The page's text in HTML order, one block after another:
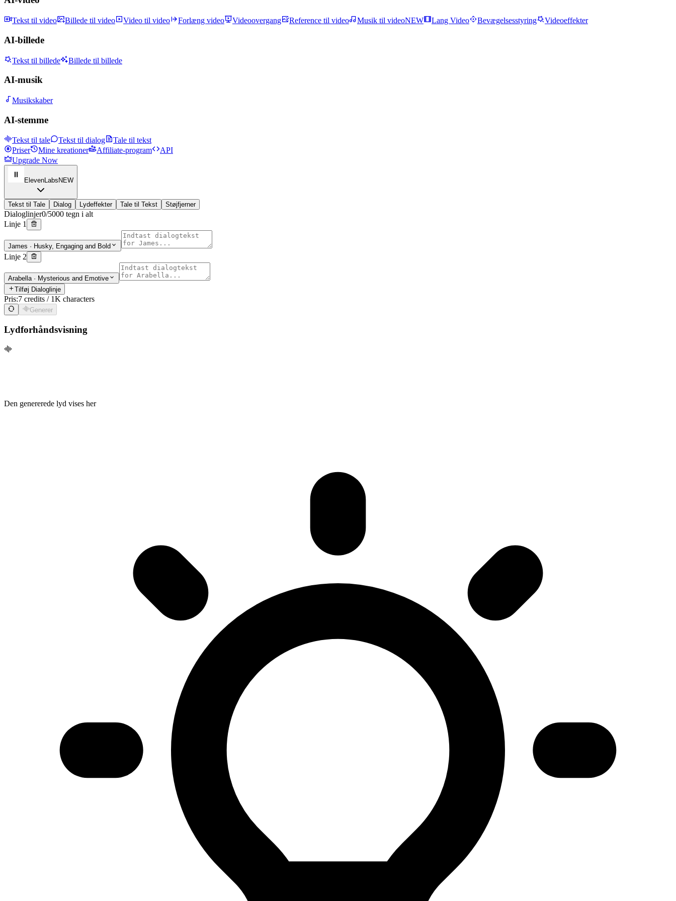
Tekst til video Billede til video Video til video Forlæng video Videoovergang Reference til video Musik til videoNEW Lang Video Bevægelsesstyring Videoeffekter
AI-billede
Tekst til billede Billede til billede
AI-musik
Musikskaber
AI-stemme
Tekst til tale Tekst til dialog
Tale til tekst
Priser
Mine kreationer Affiliate-program
API
Upgrade Now
ElevenLabs NEW
Tekst til Tale Dialog Lydeffekter Tale til Tekst Støjfjerner
Dialoglinjer0/5000 tegn i alt
Linje 1
James · Husky, Engaging and Bold
Linje 2
Arabella· Mysterious and Emotive
Tilføj Dialoglinje
Pris:7 credits / 1K characters
Generer
Lydforhåndsvisning
Den genererede lyd vises her